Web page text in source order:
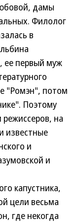
дамы
Филолог
в
ее первый муж
"Ромэн", потом
Поэтому
режиссеров, на
известные
и
и
капустника,
цели весьма
где некогда